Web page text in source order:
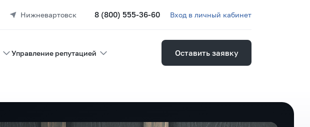
Нижневартовск 8 (800) 555-36-60 Вход в личный кабинет
Управление репутацией Оставить заявку